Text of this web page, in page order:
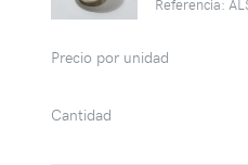
Precio por unidad
Cantidad